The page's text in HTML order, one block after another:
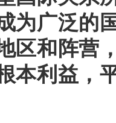
为广泛的
区和阵营
本利益，